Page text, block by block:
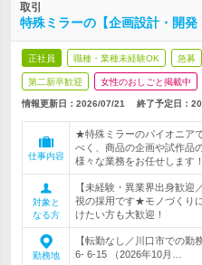
取引
特殊ミラーの【企画設計・開発
正社員 職種・業種未経験OK 急募
第二新卒歓迎 女性のおしごと掲載中
情報更新日：2026/07/21 終了予定日：
仕事内容
★特殊ミラーのパイオニア
べく、商品の企画や試作品
様々な業務をお任せします！
対象と
なる方
【未経験・異業界出身歓迎
視の採用です★モノづくり
けたい方も大歓迎！
勤務地
【転勤なし／川口市での勤
6- 6-15 （2026年10月…